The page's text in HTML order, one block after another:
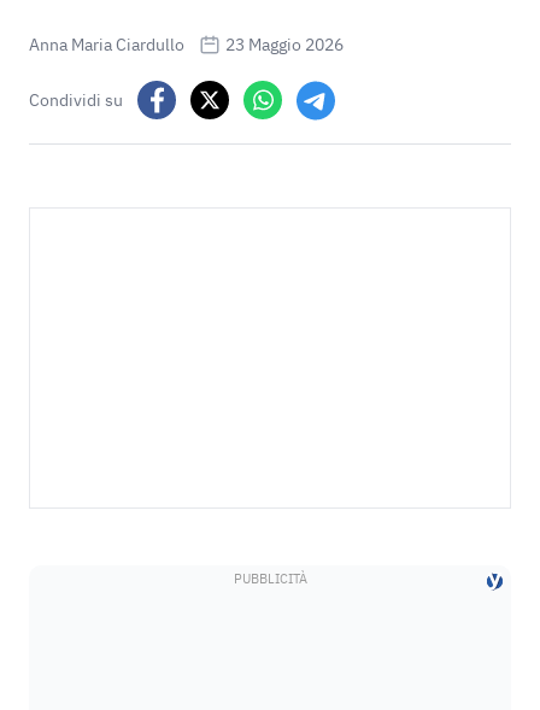
Anna Maria Ciardullo 23 Maggio 2026
Condividi su